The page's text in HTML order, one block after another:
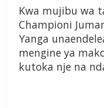
Kwa mujibu wa
Championi
Yanga
mengine ya
kutoka nje na